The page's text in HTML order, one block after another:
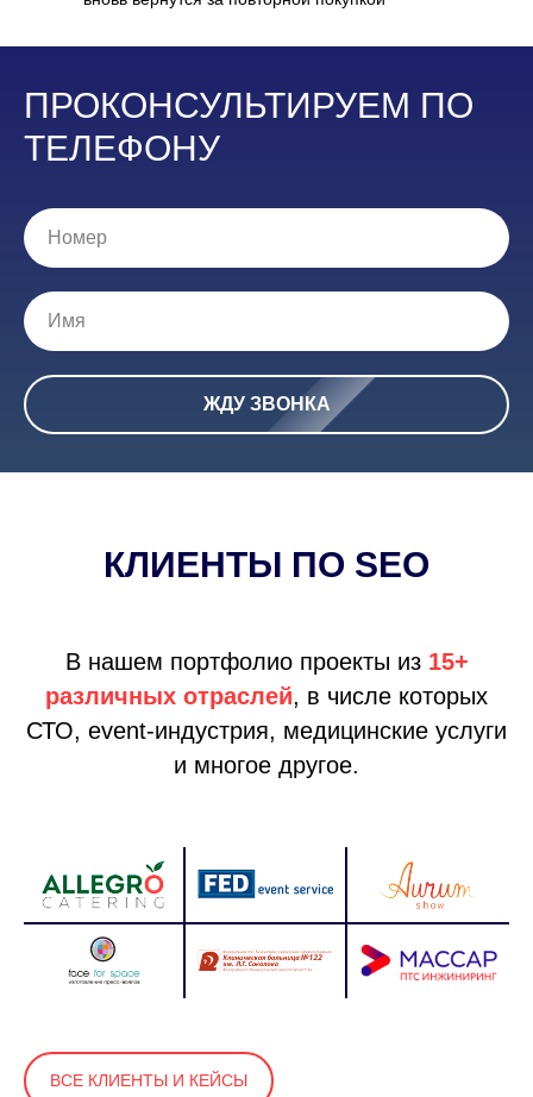
ПРОКОНСУЛЬТИРУЕМ ПО
ТЕЛЕФОНУ
ЖДУ ЗВОНКА
КЛИЕНТЫ ПО SEO
В нашем портфолио проекты из 15+
различных отраслей, в числе которых
СТО, event-индустрия, медицинские услуги
и многое другое.
ВСЕ КЛИЕНТЫ И КЕЙСЫ